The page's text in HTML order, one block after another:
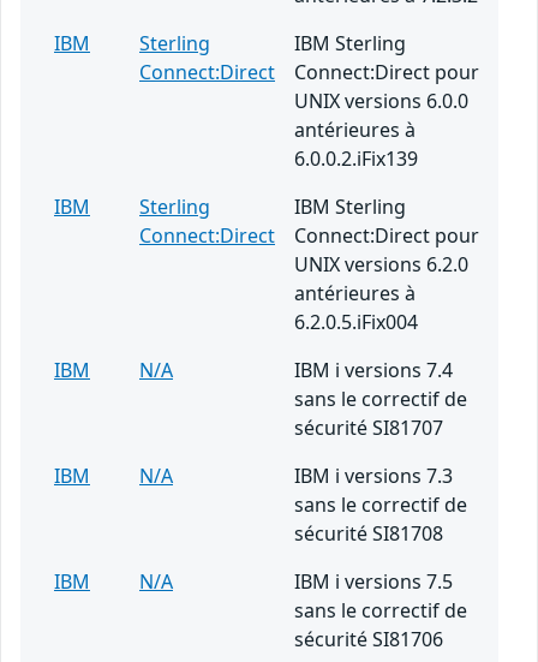
IBM
Sterling
Connect:Direct
IBM Sterling
Connect:Direct pour
UNIX versions 6.0.0
antérieures à
6.0.0.2.iFix139
IBM
Sterling
Connect:Direct
IBM Sterling
Connect:Direct pour
UNIX versions 6.2.0
antérieures à
6.2.0.5.iFix004
IBM
N/A
IBM i versions 7.4
sans le correctif de
sécurité SI81707
IBM
N/A
IBM i versions 7.3
sans le correctif de
sécurité SI81708
IBM
N/A
IBM i versions 7.5
sans le correctif de
sécurité SI81706